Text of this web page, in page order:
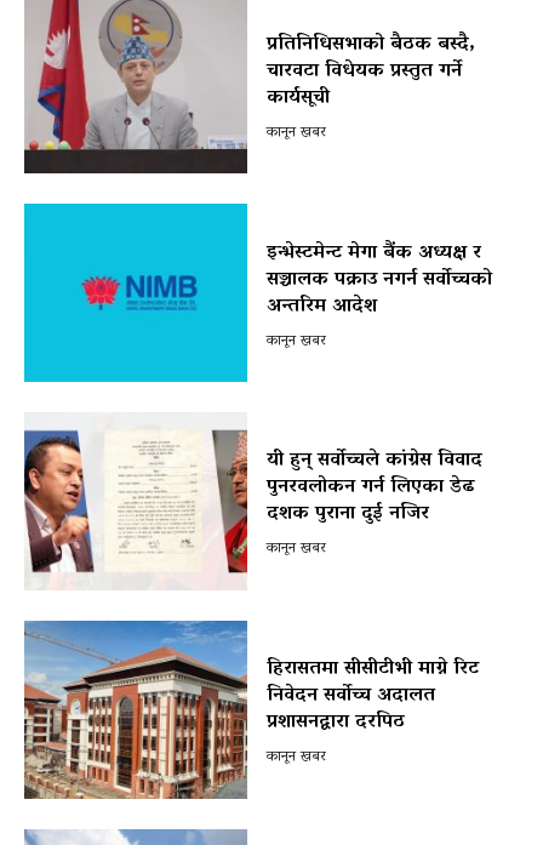
प्रतिनिधिसभाको बैठक बस्दै,
चारवटा विधेयक प्रस्तुत गर्ने
कार्यसूची
कानून खबर
इन्भेस्टमेन्ट मेगा बैंक अध्यक्ष र
सञ्चालक पक्राउ नगर्न सर्वोच्चको
अन्तरिम आदेश
कानून खबर
यी हुन् सर्वोच्चले कांग्रेस विवाद
पुनरवलोकन गर्न लिएका डेढ
दशक पुराना दुई नजिर
कानून खबर
हिरासतमा सीसीटीभी माग्ने रिट
निवेदन सर्वोच्च अदालत
प्रशासनद्वारा दरपिठ
कानून खबर